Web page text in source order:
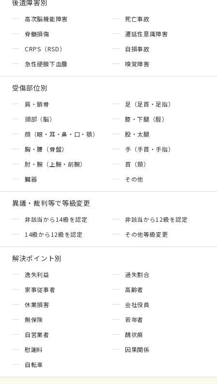
後遺障害別
高次脳機能障害
死亡事故
脊髄損傷
遷延性意識障害
CRPS（RSD）
自損事故
急性硬膜下血腫
嗅覚障害
受傷部位別
肩・鎖骨
足（足首・足指）
頭部（脳）
膝・下腿（脛）
顔（眼・耳・鼻・口・顎）
股・太腿
胸・腰（骨盤）
手（手首・手指）
肘・腕（上腕・前腕）
首（頚）
臓器
その他
異議・裁判等で等級変更
非該当から14級を認定
非該当から12級を認定
14級から12級を認定
その他等級変更
解決ポイント別
逸失利益
過失割合
家事従事者
高齢者
休業損害
会社役員
無保険
若年者
自営業者
醜状痕
慰謝料
因果関係
自転車